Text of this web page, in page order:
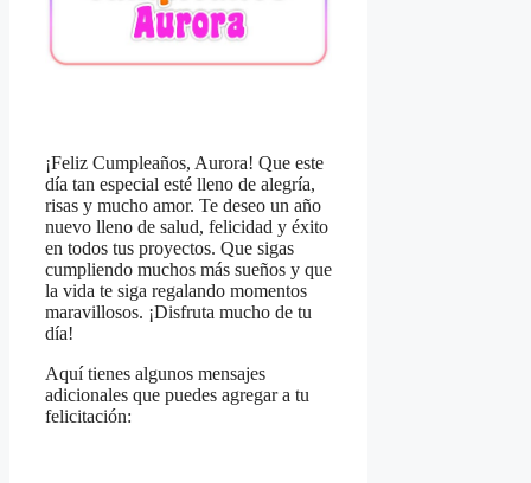
¡Feliz Cumpleaños, Aurora! Que este
día tan especial esté lleno de alegría,
risas y mucho amor. Te deseo un año
nuevo lleno de salud, felicidad y éxito
en todos tus proyectos. Que sigas
cumpliendo muchos más sueños y que
la vida te siga regalando momentos
maravillosos. ¡Disfruta mucho de tu
día!
Aquí tienes algunos mensajes
adicionales que puedes agregar a tu
felicitación: